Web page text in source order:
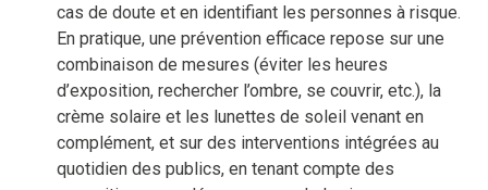
cas de doute et en identifiant les personnes à risque.
En pratique, une prévention efficace repose sur une
combinaison de mesures (éviter les heures
d’exposition, rechercher l’ombre, se couvrir, etc.), la
crème solaire et les lunettes de soleil venant en
complément, et sur des interventions intégrées au
quotidien des publics, en tenant compte des